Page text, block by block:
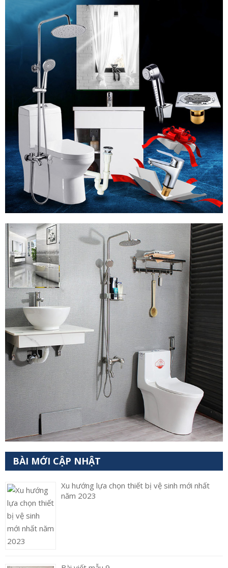
BÀI MỚI CẬP NHẬT
Xu hướng lựa chọn thiết bị vệ sinh mới nhất
năm 2023